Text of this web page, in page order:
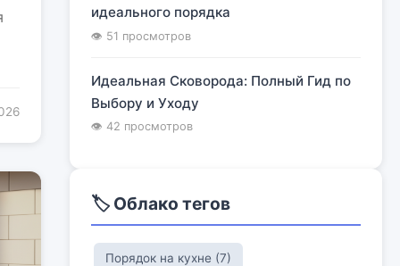
идеального порядка
👁 51 просмотров
Идеальная Сковорода: Полный Гид по
Выбору и Уходу
👁 42 просмотров
🏷️ Облако тегов
Порядок на кухне (7)